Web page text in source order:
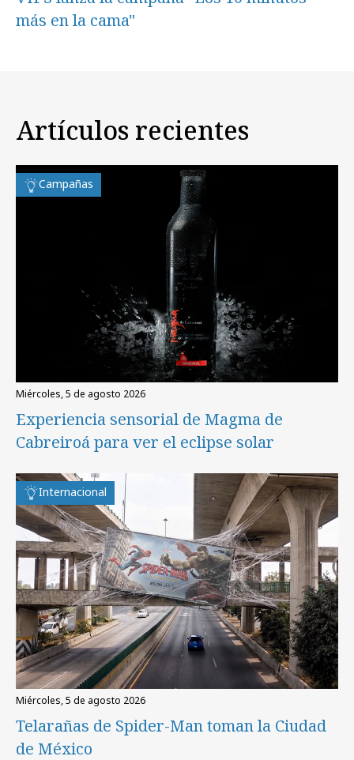
más en la cama"
Artículos recientes
Campañas
miércoles, 5 de agosto 2026
Experiencia sensorial de Magma de
Cabreiroá para ver el eclipse solar
Internacional
miércoles, 5 de agosto 2026
Telarañas de Spider-Man toman la Ciudad
de México